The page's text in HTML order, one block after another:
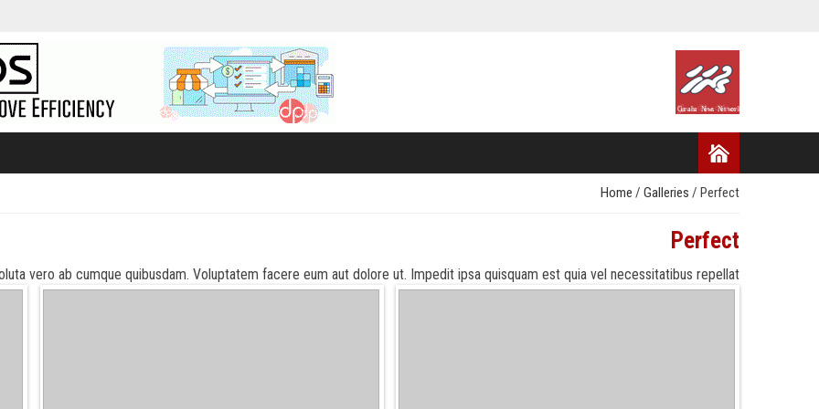
Home / Galleries / Perfect
Perfect
vero ab cumque quibusdam. Voluptatem facere eum aut dolore ut. Impedit ipsa quisquam est quia vel necessitatibus repellat.